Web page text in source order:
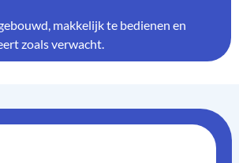
makkelijk te bedienen en
zoals verwacht.